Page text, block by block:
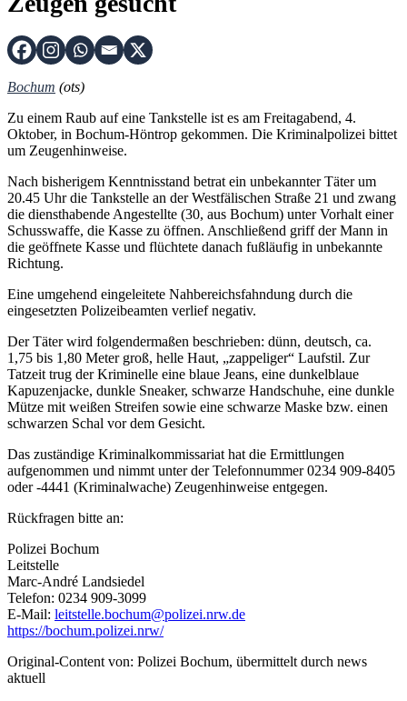
Bochum (ots)
Zu einem Raub auf eine Tankstelle ist es am Freitagabend, 4.
Oktober, in Bochum-Höntrop gekommen. Die Kriminalpolizei bittet
um Zeugenhinweise.
Nach bisherigem Kenntnisstand betrat ein unbekannter Täter um
20.45 Uhr die Tankstelle an der Westfälischen Straße 21 und zwang
die diensthabende Angestellte (30, aus Bochum) unter Vorhalt einer
Schusswaffe, die Kasse zu öffnen. Anschließend griff der Mann in
die geöffnete Kasse und flüchtete danach fußläufig in unbekannte
Richtung.
Eine umgehend eingeleitete Nahbereichsfahndung durch die
eingesetzten Polizeibeamten verlief negativ.
Der Täter wird folgendermaßen beschrieben: dünn, deutsch, ca.
1,75 bis 1,80 Meter groß, helle Haut, „zappeliger“ Laufstil. Zur
Tatzeit trug der Kriminelle eine blaue Jeans, eine dunkelblaue
Kapuzenjacke, dunkle Sneaker, schwarze Handschuhe, eine dunkle
Mütze mit weißen Streifen sowie eine schwarze Maske bzw. einen
schwarzen Schal vor dem Gesicht.
Das zuständige Kriminalkommissariat hat die Ermittlungen
aufgenommen und nimmt unter der Telefonnummer 0234 909-8405
oder -4441 (Kriminalwache) Zeugenhinweise entgegen.
Rückfragen bitte an:
Polizei Bochum
Leitstelle
Marc-André Landsiedel
Telefon: 0234 909-3099
E-Mail: leitstelle.bochum@polizei.nrw.de
https://bochum.polizei.nrw/
Original-Content von: Polizei Bochum, übermittelt durch news
aktuell